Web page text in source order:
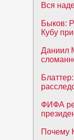
Вся
Быков:
Кубу
Даниил
ФИФА
Почему